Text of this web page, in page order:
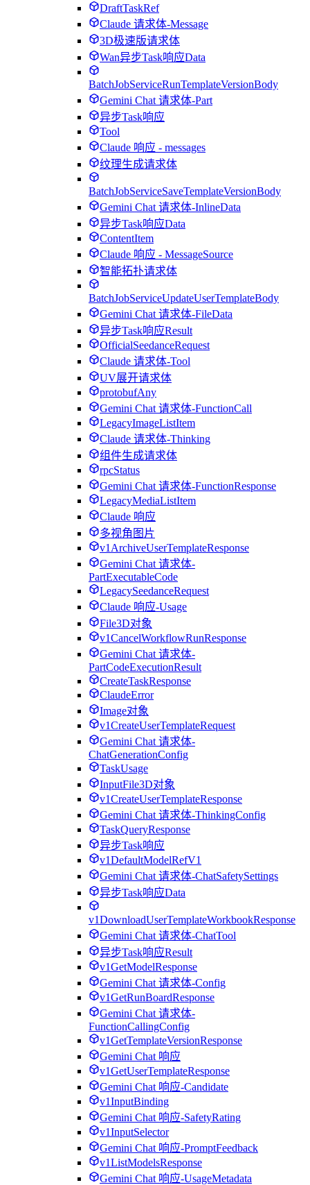
DraftTaskRef
Claude 请求体-Message
3D极速版请求体
Wan异步Task响应Data
BatchJobServiceRunTemplateVersionBody
Gemini Chat 请求体-Part
异步Task响应
Tool
Claude 响应 - messages
纹理生成请求体
BatchJobServiceSaveTemplateVersionBody
Gemini Chat 请求体-InlineData
异步Task响应Data
ContentItem
Claude 响应 - MessageSource
智能拓扑请求体
BatchJobServiceUpdateUserTemplateBody
Gemini Chat 请求体-FileData
异步Task响应Result
OfficialSeedanceRequest
Claude 请求体-Tool
UV展开请求体
protobufAny
Gemini Chat 请求体-FunctionCall
LegacyImageListItem
Claude 请求体-Thinking
组件生成请求体
rpcStatus
Gemini Chat 请求体-FunctionResponse
LegacyMediaListItem
Claude 响应
多视角图片
v1ArchiveUserTemplateResponse
Gemini Chat 请求体-
PartExecutableCode
LegacySeedanceRequest
Claude 响应-Usage
File3D对象
v1CancelWorkflowRunResponse
Gemini Chat 请求体-
PartCodeExecutionResult
CreateTaskResponse
ClaudeError
Image对象
v1CreateUserTemplateRequest
Gemini Chat 请求体-
ChatGenerationConfig
TaskUsage
InputFile3D对象
v1CreateUserTemplateResponse
Gemini Chat 请求体-ThinkingConfig
TaskQueryResponse
异步Task响应
v1DefaultModelRefV1
Gemini Chat 请求体-ChatSafetySettings
异步Task响应Data
v1DownloadUserTemplateWorkbookResponse
Gemini Chat 请求体-ChatTool
异步Task响应Result
v1GetModelResponse
Gemini Chat 请求体-Config
v1GetRunBoardResponse
Gemini Chat 请求体-
FunctionCallingConfig
v1GetTemplateVersionResponse
Gemini Chat 响应
v1GetUserTemplateResponse
Gemini Chat 响应-Candidate
v1InputBinding
Gemini Chat 响应-SafetyRating
v1InputSelector
Gemini Chat 响应-PromptFeedback
v1ListModelsResponse
Gemini Chat 响应-UsageMetadata